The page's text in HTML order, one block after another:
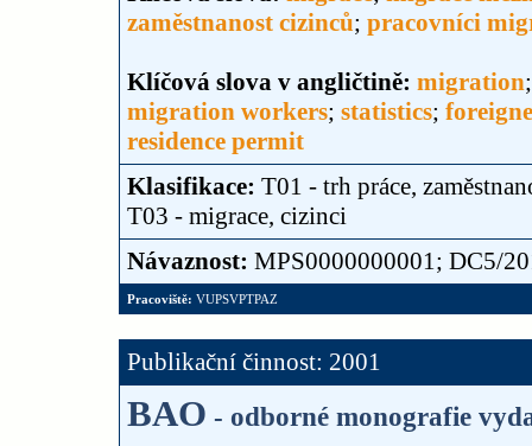
zaměstnanost cizinců; pracovníci
Klíčová slova v angličtině: migration
migration workers; statistics;
residence permit
Klasifikace: T01 - trh práce,
T03 - migrace, cizinci
Návaznost: MPS0000000001; DC5/
Pracoviště: VUPSVPTPAZ
Publikační činnost: 2001
BAO - odborné monografie